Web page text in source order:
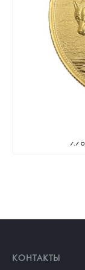
КОНТАКТЫ